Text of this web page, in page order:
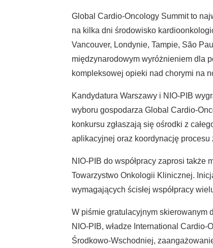
Global Cardio-Oncology Summit to
na kilka dni środowisko
Vancouver, Londynie, Tampie, São
międzynarodowym wyróżnieniem dla
kompleksowej opieki nad chorymi na
Kandydatura Warszawy i NIO-PIB
wyboru gospodarza Global Cardio-
konkursu zgłaszają się ośrodki z
aplikacyjnej oraz koordynację procesu
NIO-PIB do współpracy zaprosi
Towarzystwo Onkologii Klinicznej.
wymagających ścisłej współpracy
W piśmie gratulacyjnym skierowanym
NIO-PIB, władze International
Środkowo-Wschodniej,